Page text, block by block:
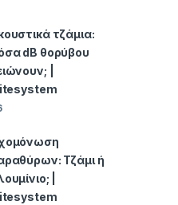
τζάμια:
dB θορύβου
|
Τζάμι ή
|